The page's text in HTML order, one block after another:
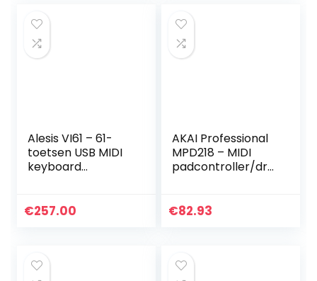
Alesis VI61 – 61-
toetsen USB MIDI
keyboard
toewijsbare knobs,
€257.00
AKAI Professional
MPD218 – MIDI
padcontroller/dru
pads, toewijsbare
€82.93